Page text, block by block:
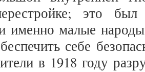
это
именно малые
себе
в 1918 году